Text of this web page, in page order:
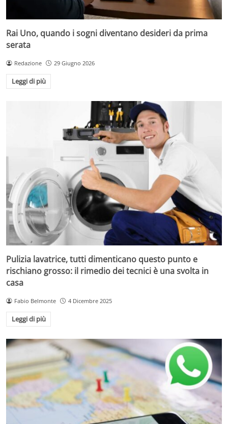
Rai Uno, quando i sogni diventano desideri da prima
serata
Redazione 29 Giugno 2026
Leggi di più
Pulizia lavatrice, tutti dimenticano questo punto e
rischiano grosso: il rimedio dei tecnici è una svolta in
casa
Fabio Belmonte 4 Dicembre 2025
Leggi di più